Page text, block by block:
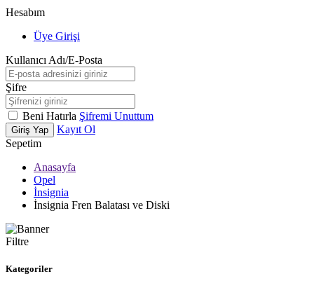
Hesabım
Üye Girişi
Kullanıcı Adı/E-Posta
Şifre
Beni Hatırla Şifremi Unuttum
Giriş Yap
Kayıt Ol
Sepetim
Anasayfa
Opel
İnsignia
İnsignia Fren Balatası ve Diski
Filtre
Kategoriler